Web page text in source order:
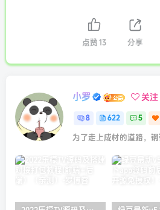
点赞 13 分享
小罗 关注
8 622 5